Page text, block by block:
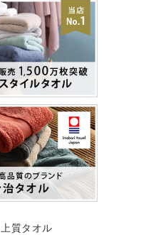
上質タオル